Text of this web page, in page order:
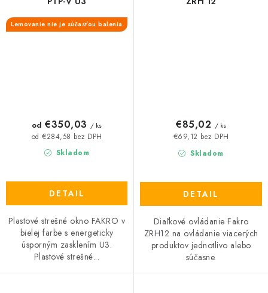
Lemovanie nie je súčasťou balenia
Skladom
od €284,58 bez DPH
od €350,03 / ks
DETAIL
Plastové strešné okno FAKRO v
bielej farbe s energeticky
úsporným zasklením U3.
Plastové strešné...
Skladom
€69,12 bez DPH
€85,02 / ks
DETAIL
Diaľkové ovládanie Fakro
ZRH12 na ovládanie viacerých
produktov jednotlivo alebo
súčasne.